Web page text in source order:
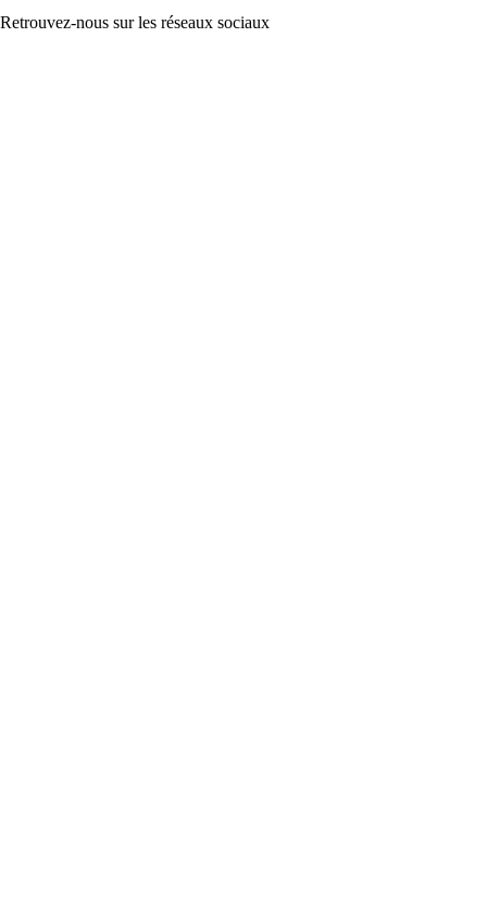
Retrouvez-nous sur les réseaux sociaux